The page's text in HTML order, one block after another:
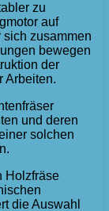
zu
auf
zusammen
bewegen
der
Arbeiten.
und deren
solchen
Holzfräse
die Auswahl